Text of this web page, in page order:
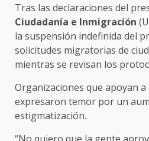
Tras las declaraciones del
Ciudadanía e Inmigración
la suspensión indefinida del
solicitudes migratorias de
mientras se revisan los
Organizaciones que apoyan
expresaron temor por un
estigmatización.